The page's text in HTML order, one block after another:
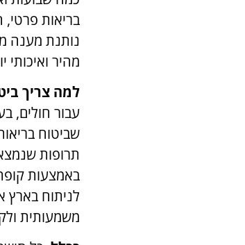
בריאות
נותנת מענה
מהיר ואיכותי
למה צריך
עבור חולים,
שביטוח
תרופות
באמצעות
לניתוח בארץ
משמעותית